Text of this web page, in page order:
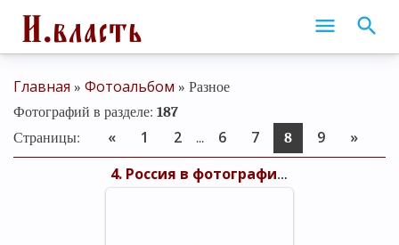
Главная » Фотоальбом » Разное
Фотографий в разделе: 187
Страницы: « 1 2 ... 6 7 8 9 »
4. Россия в фотографиях Прокудина-Горского